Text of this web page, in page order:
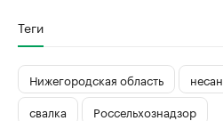
Теги
Нижегородская область
свалка
Россельхознадзор